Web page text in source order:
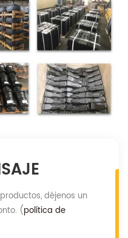
déjenos un
(política de